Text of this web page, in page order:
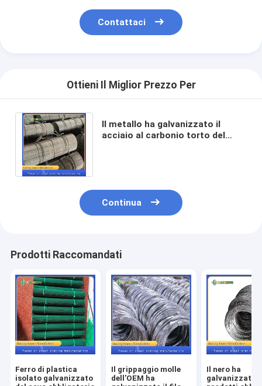
Contattaci
Ottieni Il Miglior Prezzo Per
Il metallo ha galvanizzato il
acciaio al carbonio torto del
Continua
Prodotti Raccomandati
Ferro di plastica
isolato galvanizzato
Il grippaggio molle
dell'OEM ha
Il nero ha
galvanizzato i